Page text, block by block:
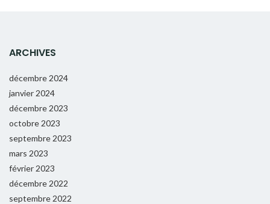
ARCHIVES
décembre 2024
janvier 2024
décembre 2023
octobre 2023
septembre 2023
mars 2023
février 2023
décembre 2022
septembre 2022